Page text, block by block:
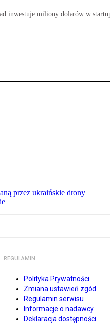
inwestuje miliony dolarów w
przez ukraińskie drony
REGULAMIN
Polityka Prywatności
Zmiana ustawień zgód
Regulamin serwisu
Informacje o nadawcy
Deklaracja dostępności